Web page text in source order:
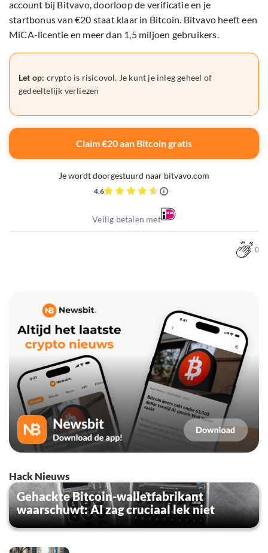
account bij Bitvavo, doorloop de verificatie en je
startbonus van €20 staat klaar in Bitcoin. Bitvavo heeft een
MiCA-licentie en meer dan 1,5 miljoen gebruikers.
Let op: crypto is risicovol. Je kunt je inleg geheel of
gedeeltelijk verliezen
Claim €20 aan Bitcoin gratis
Je wordt doorgestuurd naar bitvavo.com
4,6
Veilig betalen met
0
Hack Nieuws
Gehackte Bitcoin-walletfabrikant
waarschuwt: AI zag cruciaal lek niet